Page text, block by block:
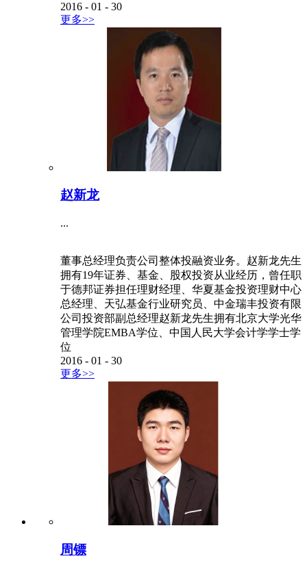
2016 - 01 - 30
更多>>
赵新龙
...
董事总经理负责公司整体投融资业务。赵新龙先生
拥有19年证券、基金、股权投资从业经历，曾任职
于德邦证券担任理财经理、华夏基金投资理财中心
总经理、天弘基金行业研究员、中金瑞丰投资有限
公司投资部副总经理赵新龙先生拥有北京大学光华
管理学院EMBA学位、中国人民大学会计学学士学
位
2016 - 01 - 30
更多>>
周镖